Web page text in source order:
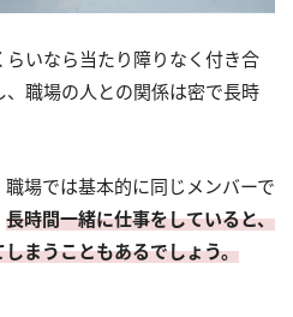
いなら当たり障りなく付き合
職場の人との関係は密で長時
場では基本的に同じメンバーで
長時間一緒に仕事をしていると、
まうこともあるでしょう。